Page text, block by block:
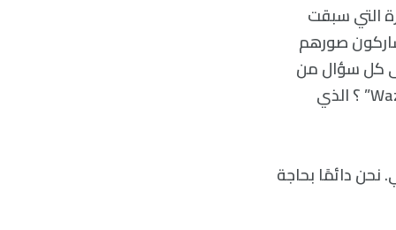
التي سبقت
صورهم
كل سؤال من
كيان غامض يسمى “Google” ؟ أو الاستمتاع بخدمات مستشار رقمي يسمى “Waze” ؟ الذي
نحن دائمًا بحاجة